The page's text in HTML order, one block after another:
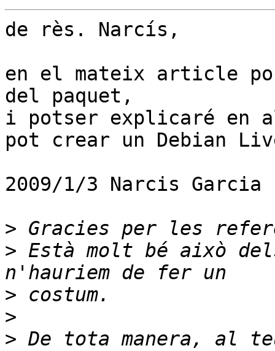
de rès. Narcís,
en el mateix article
del paquet,
i potser explicaré en
pot crear un Debian
2009/1/3 Narcis Garcia
>
> Està molt bé això
>
>
> De tota manera, al